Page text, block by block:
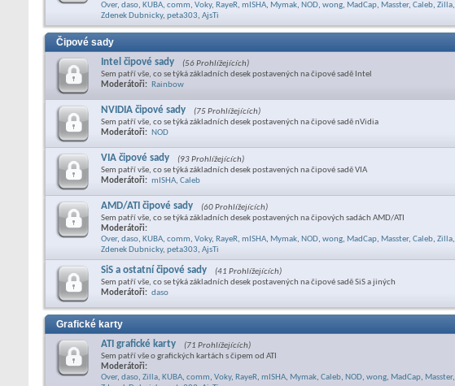
Over, daso, KUBA, comm, Voky, RayeR, mISHA, Mymak, NOD, wong, MadCap, Masster, Caleb, Zilla,
Zdenek Dubnicky, peta303, AjsTi
Čipové sady
Intel čipové sady
(56 Prohlížejících)
Sem patří vše, co se týká základních desek postavených na čipové sadě Intel
Moderátoři: Rainbow
NVIDIA čipové sady
(75 Prohlížejících)
Sem patří vše, co se týká základních desek postavených na čipové sadě nVidia
Moderátoři: NOD
VIA čipové sady
(93 Prohlížejících)
Sem patří vše, co se týká základních desek postavených na čipové sadě VIA
Moderátoři: mISHA, Caleb
AMD/ATI čipové sady
(60 Prohlížejících)
Sem patří vše, co se týká základních desek postavených na čipových sadách AMD/ATI
Moderátoři:
Over, daso, KUBA, comm, Voky, RayeR, mISHA, Mymak, NOD, wong, MadCap, Masster, Caleb, Zilla,
Zdenek Dubnicky, peta303, AjsTi
SiS a ostatní čipové sady
(41 Prohlížejících)
Sem patří vše, co se týká základních desek postavených na čipové sadě SiS a jiných
Moderátoři: daso
Grafické karty
ATI grafické karty
(71 Prohlížejících)
Sem patří vše o grafických kartách s čipem od ATI
Moderátoři:
Over, daso, Zilla, KUBA, comm, Voky, RayeR, mISHA, Mymak, Caleb, NOD, wong, MadCap, Masster,